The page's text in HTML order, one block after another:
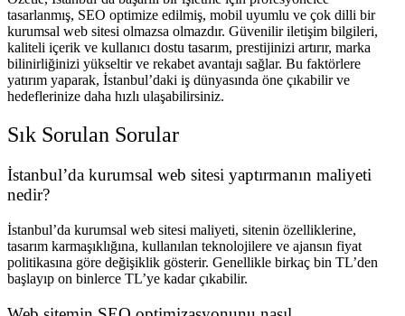
tasarlanmış, SEO optimize edilmiş, mobil uyumlu ve çok dilli bir
kurumsal web sitesi olmazsa olmazdır. Güvenilir iletişim bilgileri,
kaliteli içerik ve kullanıcı dostu tasarım, prestijinizi artırır, marka
bilinirliğinizi yükseltir ve rekabet avantajı sağlar. Bu faktörlere
yatırım yaparak, İstanbul’daki iş dünyasında öne çıkabilir ve
hedeflerinize daha hızlı ulaşabilirsiniz.
Sık Sorulan Sorular
İstanbul’da kurumsal web sitesi yaptırmanın maliyeti
nedir?
İstanbul’da kurumsal web sitesi maliyeti, sitenin özelliklerine,
tasarım karmaşıklığına, kullanılan teknolojilere ve ajansın fiyat
politikasına göre değişiklik gösterir. Genellikle birkaç bin TL’den
başlayıp on binlerce TL’ye kadar çıkabilir.